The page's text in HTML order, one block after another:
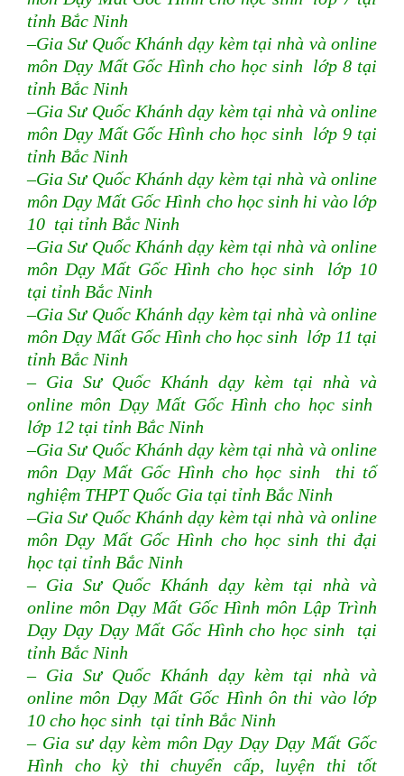
tỉnh Bắc Ninh
–Gia Sư Quốc Khánh dạy kèm tại nhà và online
môn Dạy Mất Gốc Hình cho học sinh lớp 8 tại
tỉnh Bắc Ninh
–Gia Sư Quốc Khánh dạy kèm tại nhà và online
môn Dạy Mất Gốc Hình cho học sinh lớp 9 tại
tỉnh Bắc Ninh
–Gia Sư Quốc Khánh dạy kèm tại nhà và online
môn Dạy Mất Gốc Hình cho học sinh hi vào lớp
10 tại tỉnh Bắc Ninh
–Gia Sư Quốc Khánh dạy kèm tại nhà và online
môn Dạy Mất Gốc Hình cho học sinh lớp 10
tại tỉnh Bắc Ninh
–Gia Sư Quốc Khánh dạy kèm tại nhà và online
môn Dạy Mất Gốc Hình cho học sinh lớp 11 tại
tỉnh Bắc Ninh
– Gia Sư Quốc Khánh dạy kèm tại nhà và
online môn Dạy Mất Gốc Hình cho học sinh
lớp 12 tại tỉnh Bắc Ninh
–Gia Sư Quốc Khánh dạy kèm tại nhà và online
môn Dạy Mất Gốc Hình cho học sinh thi tố
nghiệm THPT Quốc Gia tại tỉnh Bắc Ninh
–Gia Sư Quốc Khánh dạy kèm tại nhà và online
môn Dạy Mất Gốc Hình cho học sinh thi đại
học tại tỉnh Bắc Ninh
– Gia Sư Quốc Khánh dạy kèm tại nhà và
online môn Dạy Mất Gốc Hình môn Lập Trình
Dạy Dạy Dạy Mất Gốc Hình cho học sinh tại
tỉnh Bắc Ninh
– Gia Sư Quốc Khánh dạy kèm tại nhà và
online môn Dạy Mất Gốc Hình ôn thi vào lớp
10 cho học sinh tại tỉnh Bắc Ninh
– Gia sư dạy kèm môn Dạy Dạy Dạy Mất Gốc
Hình cho kỳ thi chuyển cấp, luyện thi tốt